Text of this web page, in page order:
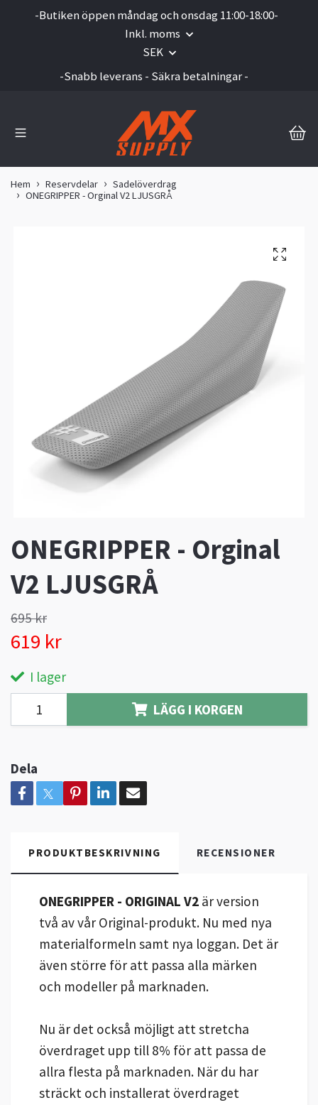
-Butiken öppen måndag och onsdag 11:00-18:00-
Inkl. moms
SEK
-Snabb leverans - Säkra betalningar -
Hem Reservdelar
Sadelöverdrag
ONEGRIPPER - Orginal V2 LJUSGRÅ
ONEGRIPPER - Orginal
V2 LJUSGRÅ
695 kr
619 kr
I lager
LÄGG I KORGEN
Dela
PRODUKTBESKRIVNING RECENSIONER
ONEGRIPPER - ORIGINAL V2 är version
två av vår Original-produkt. Nu med nya
materialformeln samt nya loggan. Det är
även större för att passa alla märken
och modeller på marknaden.
Nu är det också möjligt att stretcha
överdraget upp till 8% för att passa de
allra flesta på marknaden. När du har
sträckt och installerat överdraget